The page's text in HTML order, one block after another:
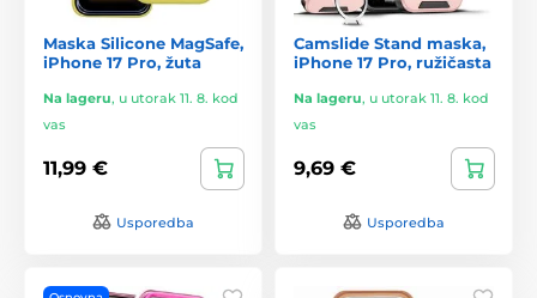
Maska Silicone MagSafe,
iPhone 17 Pro, žuta
Na lageru, u utorak 11. 8. kod
vas
11,99 €
Usporedba
Camslide Stand maska,
iPhone 17 Pro, ružičasta
Na lageru, u utorak 11. 8. kod
vas
9,69 €
Usporedba